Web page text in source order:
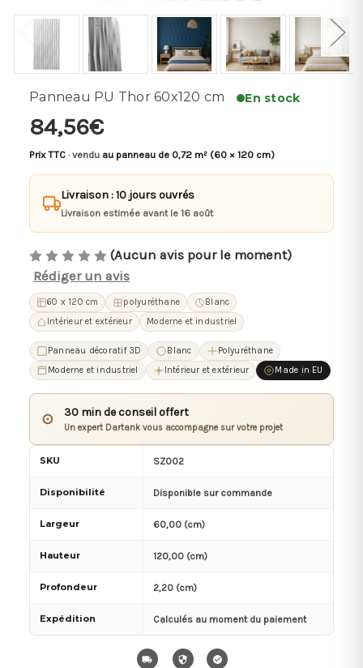
Panneau PU Thor 60x120 cm En stock
84,56€
Prix TTC · vendu au panneau de 0,72 m² (60 × 120 cm)
Livraison : 10 jours ouvrés
Livraison estimée avant le 16 août
(Aucun avis pour le moment)
Rédiger un avis
60 x 120 cm polyuréthane
Blanc
Intérieur et extérieur
Moderne et industriel
Panneau décoratif 3D Blanc
Polyuréthane
Moderne et industriel
Intérieur et extérieur Made in EU
⊙ 30 min de conseil offert
Un expert Dartank vous accompagne sur votre projet
SKU SZ002
Disponibilité Disponible sur commande
Largeur 60,00 (cm)
Hauteur 120,00 (cm)
Profondeur 2,20 (cm)
Expédition Calculés au moment du paiement